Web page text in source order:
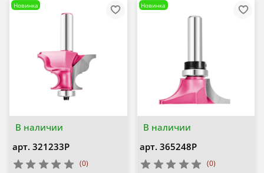
В наличии
Новинка
арт. 321233P
(0)
В наличии
Новинка
арт. 365248P
(0)